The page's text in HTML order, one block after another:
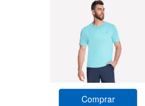
Comprar